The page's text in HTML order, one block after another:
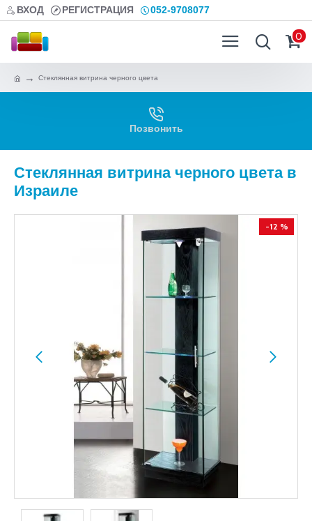
ВХОД РЕГИСТРАЦИЯ 052-9708077
0
Стеклянная витрина черного цвета
Позвонить
Стеклянная витрина черного цвета в
Израиле
-12 %